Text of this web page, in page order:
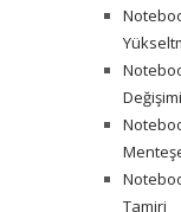
Tamiri